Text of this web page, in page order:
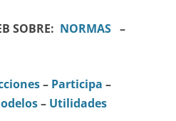
SOBRE: NORMAS –
– Participa –
– Utilidades